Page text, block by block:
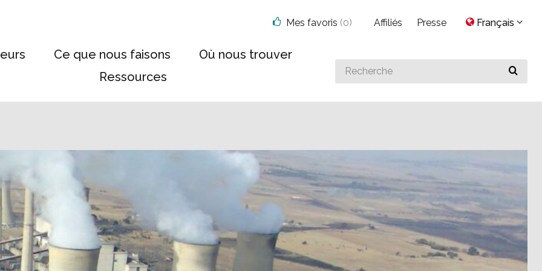
Ce que nous faisons
Où nous trouver
Ressources
Search
for
Mes favoris (0) Affiliés Presse Français